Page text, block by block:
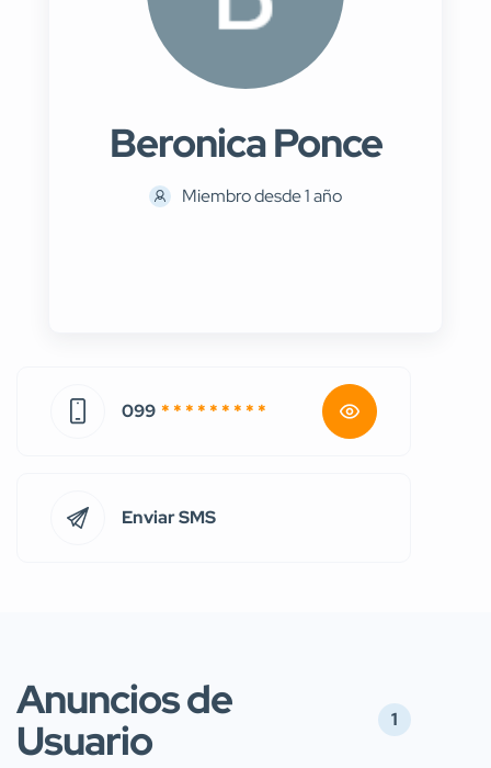
Beronica Ponce
Miembro desde 1 año
099 * * * * * * * * *
Enviar SMS
Anuncios de
Usuario 1